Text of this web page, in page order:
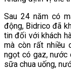
Sau 24 năm có
động, Bidrico đã
tin đối với khách
mà còn rất nhiều
ngọt có gaz, nước
sữa chua uống,